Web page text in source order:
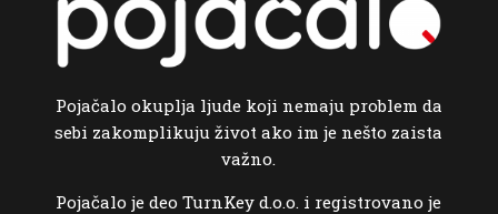
Pojačalo okuplja ljude koji nemaju problem da
sebi zakomplikuju život ako im je nešto zaista
važno.
Pojačalo je deo TurnKey d.o.o. i registrovano je